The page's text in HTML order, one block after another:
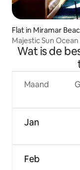
Flat in Miramar
Majestic Sun
Wat is de
Maand
Jan
Feb